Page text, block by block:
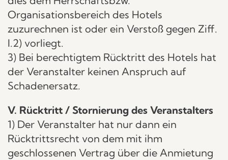
Organisationsbereich des Hotels
zuzurechnen ist oder ein Verstoß gegen Ziff.
I.2) vorliegt.
3) Bei berechtigtem Rücktritt des Hotels hat
der Veranstalter keinen Anspruch auf
Schadenersatz.
V. Rücktritt / Stornierung des Veranstalters
1) Der Veranstalter hat nur dann ein
Rücktrittsrecht von dem mit ihm
geschlossenen Vertrag über die Anmietung